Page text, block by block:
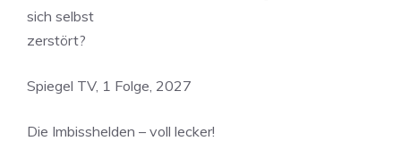
sich selbst
zerstört?
Spiegel TV, 1 Folge, 2027
Die Imbisshelden – voll lecker!